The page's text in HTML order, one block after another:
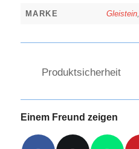
MARKE Gleistein,
Produktsicherheit
Einem Freund zeigen